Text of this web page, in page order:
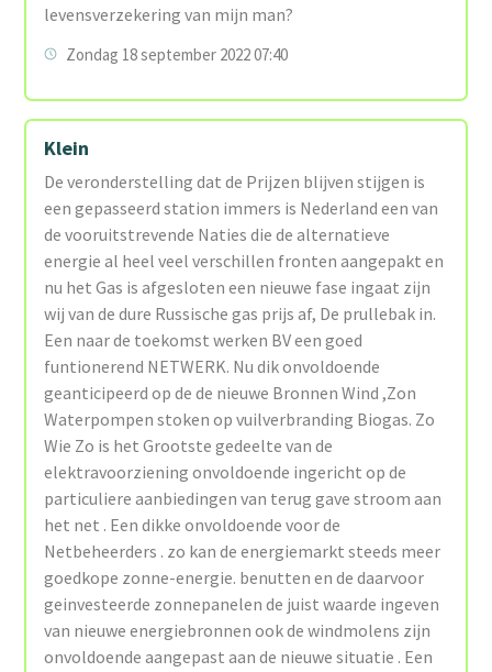
levensverzekering van mijn man?
Zondag 18 september 2022 07:40
Klein
De veronderstelling dat de Prijzen blijven stijgen is
een gepasseerd station immers is Nederland een van
de vooruitstrevende Naties die de alternatieve
energie al heel veel verschillen fronten aangepakt en
nu het Gas is afgesloten een nieuwe fase ingaat zijn
wij van de dure Russische gas prijs af, De prullebak in.
Een naar de toekomst werken BV een goed
funtionerend NETWERK. Nu dik onvoldoende
geanticipeerd op de de nieuwe Bronnen Wind ,Zon
Waterpompen stoken op vuilverbranding Biogas. Zo
Wie Zo is het Grootste gedeelte van de
elektravoorziening onvoldoende ingericht op de
particuliere aanbiedingen van terug gave stroom aan
het net . Een dikke onvoldoende voor de
Netbeheerders . zo kan de energiemarkt steeds meer
goedkope zonne-energie. benutten en de daarvoor
geinvesteerde zonnepanelen de juist waarde ingeven
van nieuwe energiebronnen ook de windmolens zijn
onvoldoende aangepast aan de nieuwe situatie . Een